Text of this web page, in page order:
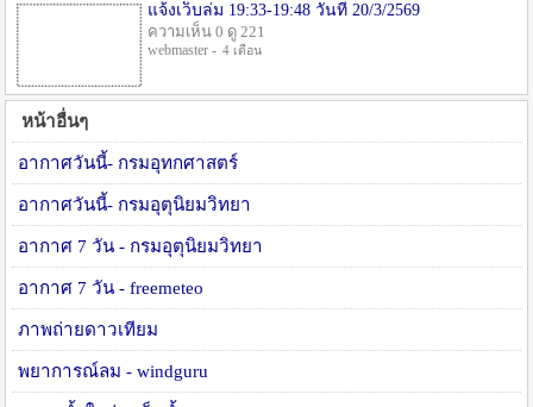
แจ้งเว็บล่ม 19:33-19:48 วันที่ 20/3/2569
ความเห็น 0 ดู 221
webmaster - 4 เดือน
หน้าอื่นๆ
อากาศวันนี้- กรมอุทกศาสตร์
อากาศวันนี้- กรมอุตุนิยมวิทยา
อากาศ 7 วัน - กรมอุตุนิยมวิทยา
อากาศ 7 วัน - freemeteo
ภาพถ่ายดาวเทียม
พยาการณ์ลม - windguru